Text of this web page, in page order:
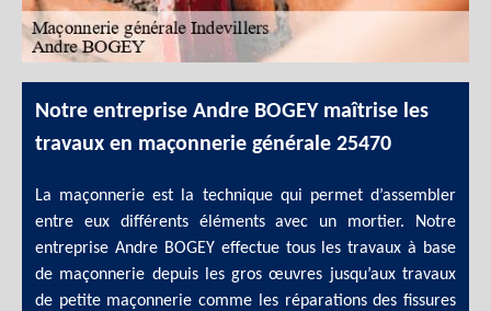
Notre entreprise Andre BOGEY maîtrise les
travaux en maçonnerie générale 25470
La maçonnerie est la technique qui permet d’assembler
entre eux différents éléments avec un mortier. Notre
entreprise Andre BOGEY effectue tous les travaux à base
de maçonnerie depuis les gros œuvres jusqu’aux travaux
de petite maçonnerie comme les réparations des fissures